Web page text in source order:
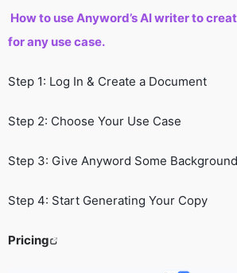
How to use Anyword’s AI writer to
for any use case.
Step 1: Log In & Create a Document
Step 2: Choose Your Use Case
Step 3: Give Anyword Some Background
Step 4: Start Generating Your Copy
Pricing